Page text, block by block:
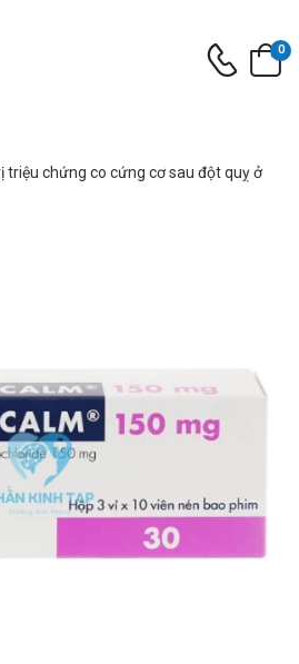
0
triệu chứng co cứng cơ sau đột quỵ ở